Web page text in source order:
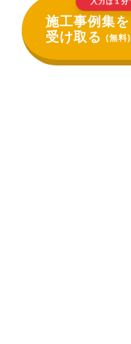
施工事例集を
受け取る(無料)